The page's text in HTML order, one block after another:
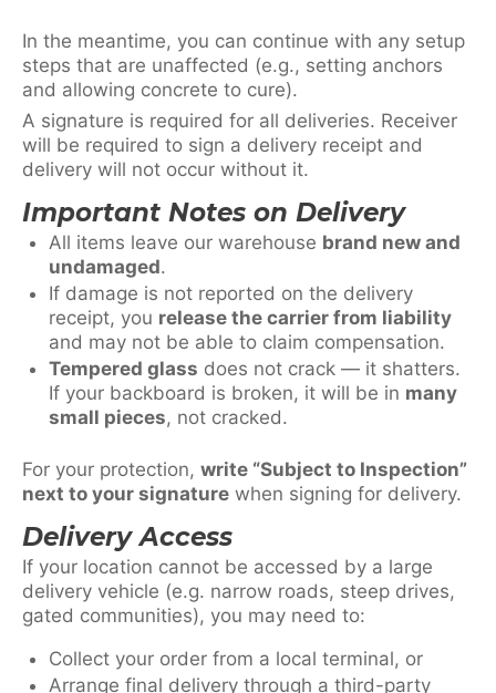
In the meantime, you can continue with any setup
steps that are unaffected (e.g., setting anchors
and allowing concrete to cure).
A signature is required for all deliveries. Receiver
will be required to sign a delivery receipt and
delivery will not occur without it.
Important Notes on Delivery
All items leave our warehouse brand new and
undamaged.
If damage is not reported on the delivery
receipt, you release the carrier from liability
and may not be able to claim compensation.
Tempered glass does not crack — it shatters.
If your backboard is broken, it will be in many
small pieces, not cracked.
For your protection, write “Subject to Inspection”
next to your signature when signing for delivery.
Delivery Access
If your location cannot be accessed by a large
delivery vehicle (e.g. narrow roads, steep drives,
gated communities), you may need to:
Collect your order from a local terminal, or
Arrange final delivery through a third-party